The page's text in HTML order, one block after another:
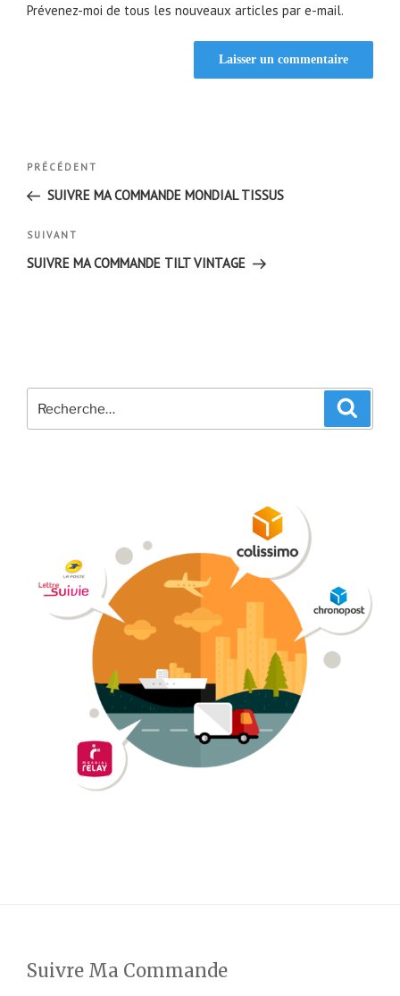
Prévenez-moi de tous les nouveaux articles par e-mail.
Navigation
l’article
Article
précédent
PRÉCÉDENT
SUIVRE MA COMMANDE MONDIAL TISSUS
Article
suivant
SUIVANT
SUIVRE MA COMMANDE TILT VINTAGE
pour
Suivre Ma Commande